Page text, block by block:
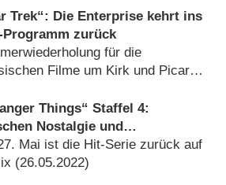
Trek“: Die Enterprise kehrt ins
Programm zurück
für die
Filme um Kirk und Picard
Things“ Staffel 4:
Nostalgie und
– Review
Mai ist die Hit-Serie zurück auf
(26.05.2022)